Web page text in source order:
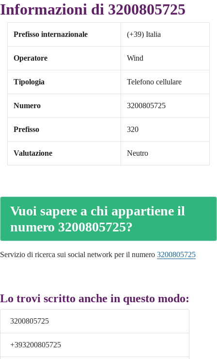
Informazioni di 3200805725
Prefisso internazionale (+39) Italia
Operatore Wind
Tipologia Telefono cellulare
Numero 3200805725
Prefisso 320
Valutazione Neutro
Vuoi sapere a chi appartiene il
numero 3200805725?
Servizio di ricerca sui social network per il numero 3200805725
Lo trovi scritto anche in questo modo:
3200805725
+393200805725